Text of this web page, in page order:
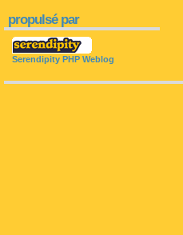
propulsé par
Serendipity PHP Weblog